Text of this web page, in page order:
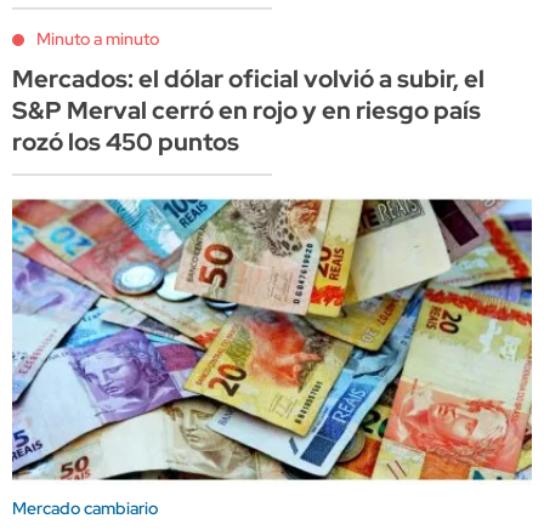
Minuto a minuto
Mercados: el dólar oficial volvió a subir, el
S&P Merval cerró en rojo y en riesgo país
rozó los 450 puntos
Mercado cambiario